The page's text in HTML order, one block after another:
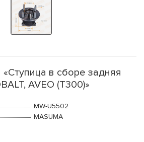
«Ступица в сборе задняя
AVEO (T300)»
MW-U5502
MASUMA